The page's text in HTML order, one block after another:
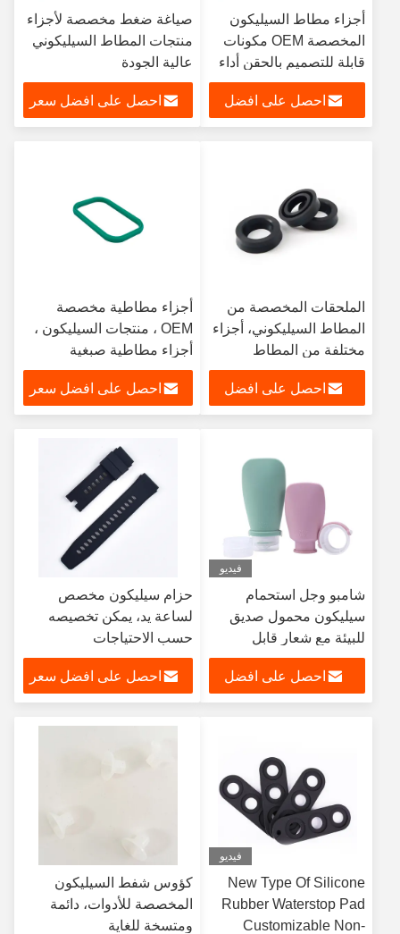
أجزاء مطاط السيليكون
المخصصة OEM مكونات
قابلة للتصميم بالحقن أداء
مستقر ودائم 30-70
الشاطئ Aاحصل على افضل
صياغة ضغط مخصصة لأجزاء
منتجات المطاط السيليكوني
عالية الجودة
احصل على افضل سعر
الملحقات المخصصة من
المطاط السيليكوني، أجزاء
مختلفة من المطاط
السيليكوني المصبوب
احصل على افضل
أجزاء مطاطية مخصصة
OEM ، منتجات السيليكون ،
أجزاء مطاطية صبغية
الملحقات
احصل على افضل سعر
فيديو
شامبو وجل استحمام
سيليكون محمول صديق
للبيئة مع شعار قابل
للتخصيص
احصل على افضل
حزام سيليكون مخصص
لساعة يد، يمكن تخصيصه
حسب الاحتياجات
احصل على افضل سعر
فيديو
New Type Of Silicone
Rubber Waterstop Pad
Customizable Non-
كؤوس شفط السيليكون
المخصصة للأدوات، دائمة
ومتسخة للغاية